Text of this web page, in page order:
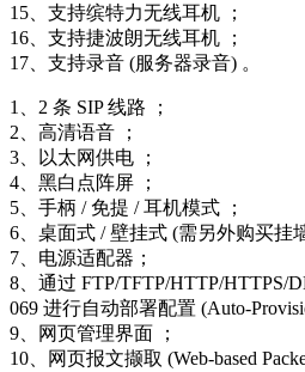
15、支持缤特力无线耳机 ；
16、支持捷波朗无线耳机 ；
17、支持录音 (服务器录音) 。
1、2 条 SIP 线路 ；
2、高清语音 ；
3、以太网供电 ；
4、黑白点阵屏 ；
5、手柄 / 免提 / 耳机模式 ；
6、桌面式 / 壁挂式 (需另外购买挂
7、电源适配器；
8、通过 FTP/TFTP/HTTP/HTTPS/
069 进行自动部署配置 (Auto-
9、网页管理界面 ；
10、网页报文撷取 (Web-based